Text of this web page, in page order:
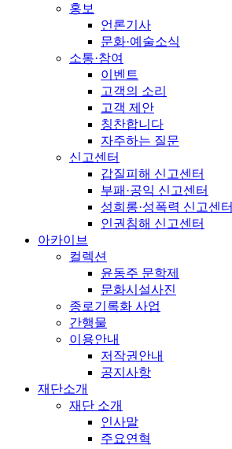
홍보
언론기사
문화·예술소식
소통·참여
이벤트
고객의 소리
고객 제안
칭찬합니다
자주하는 질문
신고센터
갑질피해 신고센터
부패·공익 신고센터
성희롱·성폭력 신고센터
인권침해 신고센터
아카이브
컬렉션
윤동주 문학제
문화시설사진
종로기록화 사업
간행물
이용안내
저작권안내
공지사항
재단소개
재단 소개
인사말
주요연혁